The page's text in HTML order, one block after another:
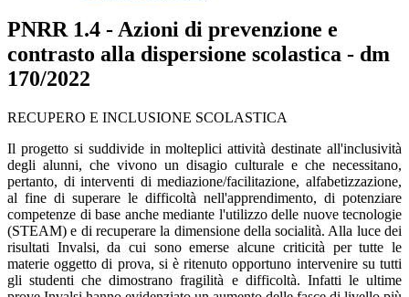
PNRR 1.4 - Azioni di prevenzione e
contrasto alla dispersione scolastica - dm
170/2022
RECUPERO E INCLUSIONE SCOLASTICA
Il progetto si suddivide in molteplici attività destinate all'inclusività
degli alunni, che vivono un disagio culturale e che necessitano,
pertanto, di interventi di mediazione/facilitazione, alfabetizzazione,
al fine di superare le difficoltà nell'apprendimento, di potenziare
competenze di base anche mediante l'utilizzo delle nuove tecnologie
(STEAM) e di recuperare la dimensione della socialità. Alla luce dei
risultati Invalsi, da cui sono emerse alcune criticità per tutte le
materie oggetto di prova, si è ritenuto opportuno intervenire su tutti
gli studenti che dimostrano fragilità e difficoltà. Infatti le ultime